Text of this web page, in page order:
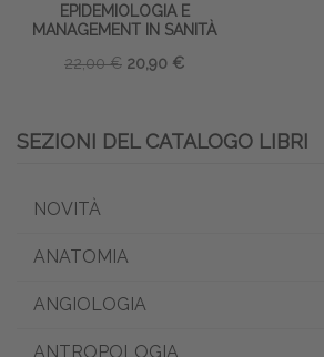
EPIDEMIOLOGIA E
MANAGEMENT IN SANITÀ
22,00 € 20,90 €
SEZIONI DEL CATALOGO LIBRI
NOVITÀ
ANATOMIA
ANGIOLOGIA
ANTROPOLOGIA